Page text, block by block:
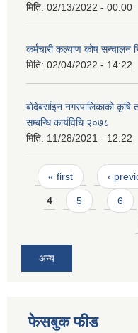
मिति: 02/13/2022 - 00:00
कर्मचारी कल्याण कोष सन्चालन
मिति: 02/04/2022 - 14:22
बाेदेबर्साइन नगरपालिकाकाे
सम्बन्धि कार्यविधि २०७८
मिति: 11/28/2021 - 12:22
Pages
« first ‹
4 5 6
अन्य
फेसबुक फीड